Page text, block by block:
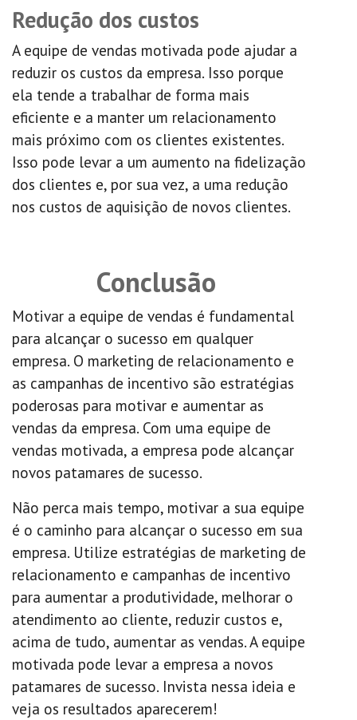
Redução dos custos
A equipe de vendas motivada pode ajudar a
reduzir os custos da empresa. Isso porque
ela tende a trabalhar de forma mais
eficiente e a manter um relacionamento
mais próximo com os clientes existentes.
Isso pode levar a um aumento na fidelização
dos clientes e, por sua vez, a uma redução
nos custos de aquisição de novos clientes.
Conclusão
Motivar a equipe de vendas é fundamental
para alcançar o sucesso em qualquer
empresa. O marketing de relacionamento e
as campanhas de incentivo são estratégias
poderosas para motivar e aumentar as
vendas da empresa. Com uma equipe de
vendas motivada, a empresa pode alcançar
novos patamares de sucesso.
Não perca mais tempo, motivar a sua equipe
é o caminho para alcançar o sucesso em sua
empresa. Utilize estratégias de marketing de
relacionamento e campanhas de incentivo
para aumentar a produtividade, melhorar o
atendimento ao cliente, reduzir custos e,
acima de tudo, aumentar as vendas. A equipe
motivada pode levar a empresa a novos
patamares de sucesso. Invista nessa ideia e
veja os resultados aparecerem!